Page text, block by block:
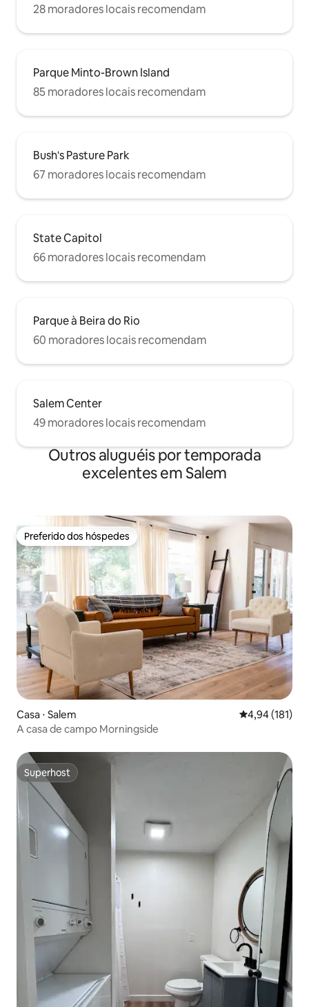
28 moradores locais recomendam
Parque Minto-Brown Island
85 moradores locais recomendam
Bush's Pasture Park
67 moradores locais recomendam
State Capitol
66 moradores locais recomendam
Parque à Beira do Rio
60 moradores locais recomendam
Salem Center
49 moradores locais recomendam
Outros aluguéis por temporada
excelentes em Salem
Preferido dos hóspedes
Preferido dos hóspedes
Casa ⋅ Salem 4,94 de uma
4,94 (181)
A casa de campo Morningside
Superhost
Superhost